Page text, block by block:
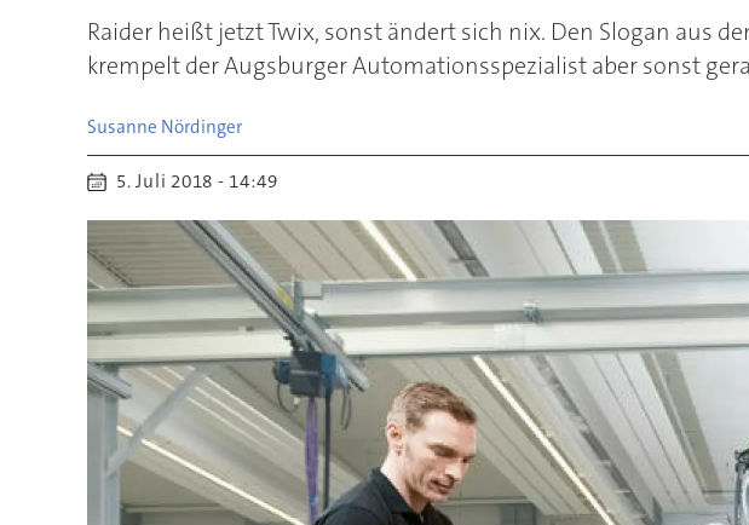
Raider heißt jetzt Twix, sonst ändert sich nix. Den Slogan aus
krempelt der Augsburger Automationsspezialist aber sonst
Susanne Nördinger
5. Juli 2018 - 14:49